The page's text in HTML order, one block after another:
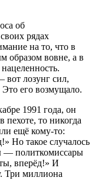
об
рядах
на то, что в
образом вовне, а в
лозунг сил,
Это его возмущало.
1991 года, он
пехоте, то никогда
ещё кому-то:
Но такое случалось
— политкомиссары
вперёд!» И
Три миллиона